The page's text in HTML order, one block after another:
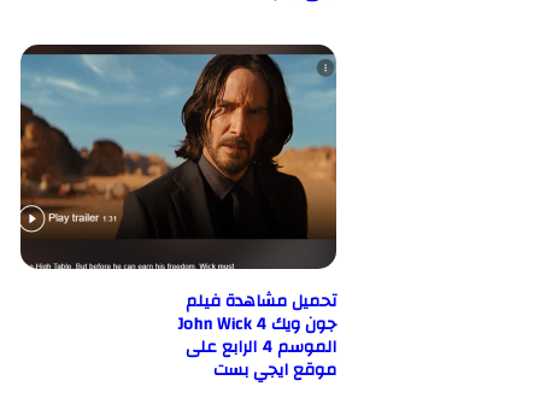
تحميل مشاهدة فيلم
جون ويك 4 John Wick
الموسم 4 الرابع على
موقع ايجي بست